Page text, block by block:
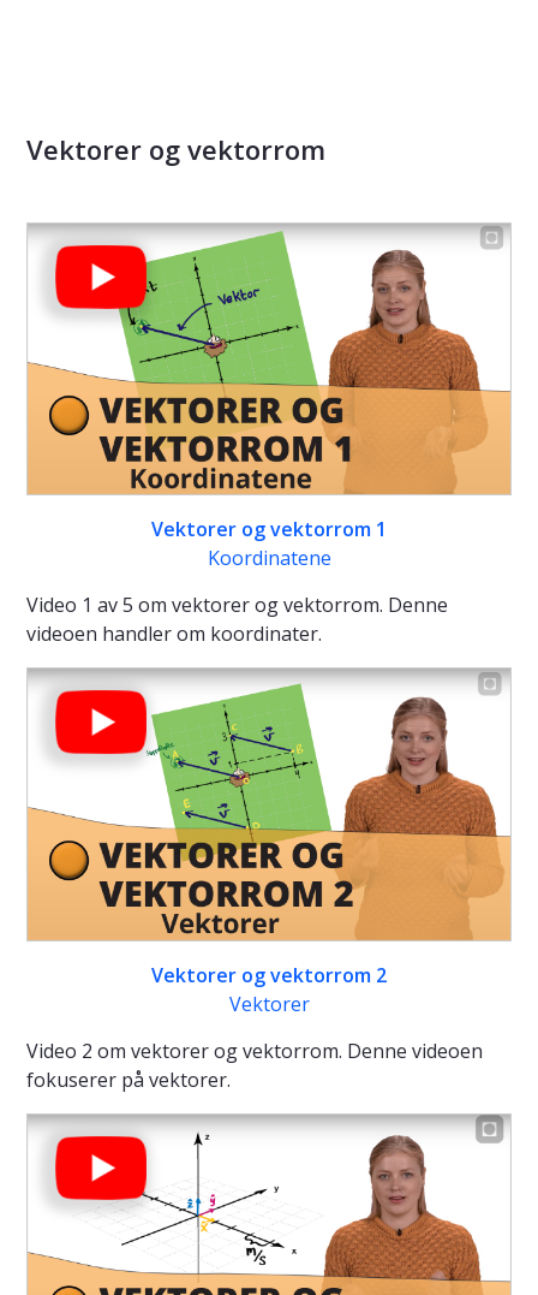
Vektorer og vektorrom
Vektorer og vektorrom 1
Koordinatene
Video 1 av 5 om vektorer og vektorrom. Denne
videoen handler om koordinater.
Vektorer og vektorrom 2
Vektorer
Video 2 om vektorer og vektorrom. Denne videoen
fokuserer på vektorer.